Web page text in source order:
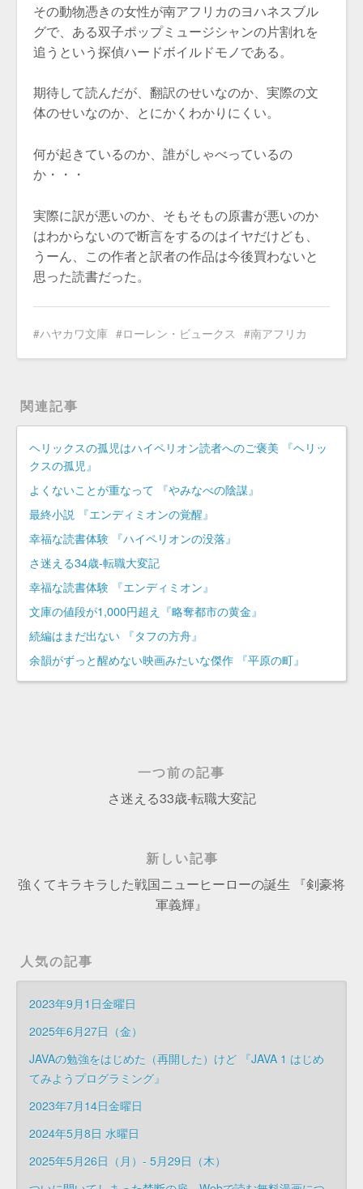
その動物憑きの女性が南アフリカのヨハネスブル
グで、ある双子ポップミュージシャンの片割れを
追うという探偵ハードボイルドモノである。
期待して読んだが、翻訳のせいなのか、実際の文
体のせいなのか、とにかくわかりにくい。
何が起きているのか、誰がしゃべっているの
か・・・
実際に訳が悪いのか、そもそもの原書が悪いのか
はわからないので断言をするのはイヤだけども、
うーん、この作者と訳者の作品は今後買わないと
思った読書だった。
ハヤカワ文庫 ローレン・ビュークス 南アフリカ
関連記事
ヘリックスの孤児はハイペリオン読者へのご褒美 『ヘリッ
クスの孤児』
よくないことが重なって 『やみなべの陰謀』
最終小説 『エンディミオンの覚醒』
幸福な読書体験 『ハイペリオンの没落』
さ迷える34歳-転職大変記
幸福な読書体験 『エンディミオン』
文庫の値段が1,000円超え『略奪都市の黄金』
続編はまだ出ない 『タフの方舟』
余韻がずっと醒めない映画みたいな傑作 『平原の町』
一つ前の記事
さ迷える33歳-転職大変記
新しい記事
強くてキラキラした戦国ニューヒーローの誕生 『剣豪将
軍義輝』
人気の記事
2023年9月1日金曜日
2025年6月27日（金）
JAVAの勉強をはじめた（再開した）けど 『JAVA 1 はじめ
てみようプログラミング』
2023年7月14日金曜日
2024年5月8日 水曜日
2025年5月26日（月）- 5月29日（木）